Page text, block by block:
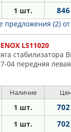
1 шт.
предложения (2)
LS11020
стабилизатора
04 передняя левая
Наличие
1 шт.
1 шт.